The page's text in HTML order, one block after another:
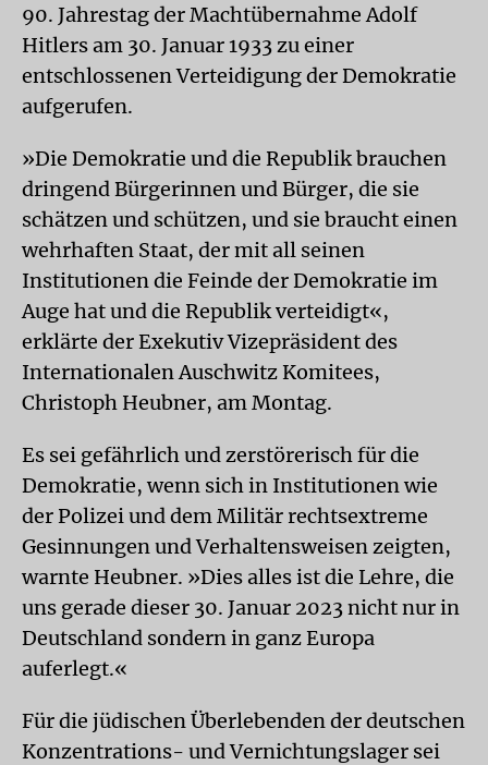
90. Jahrestag der Machtübernahme Adolf
Hitlers am 30. Januar 1933 zu einer
entschlossenen Verteidigung der Demokratie
aufgerufen.
»Die Demokratie und die Republik brauchen
dringend Bürgerinnen und Bürger, die sie
schätzen und schützen, und sie braucht einen
wehrhaften Staat, der mit all seinen
Institutionen die Feinde der Demokratie im
Auge hat und die Republik verteidigt«,
erklärte der Exekutiv Vizepräsident des
Internationalen Auschwitz Komitees,
Christoph Heubner, am Montag.
Es sei gefährlich und zerstörerisch für die
Demokratie, wenn sich in Institutionen wie
der Polizei und dem Militär rechtsextreme
Gesinnungen und Verhaltensweisen zeigten,
warnte Heubner. »Dies alles ist die Lehre, die
uns gerade dieser 30. Januar 2023 nicht nur in
Deutschland sondern in ganz Europa
auferlegt.«
Für die jüdischen Überlebenden der deutschen
Konzentrations- und Vernichtungslager sei